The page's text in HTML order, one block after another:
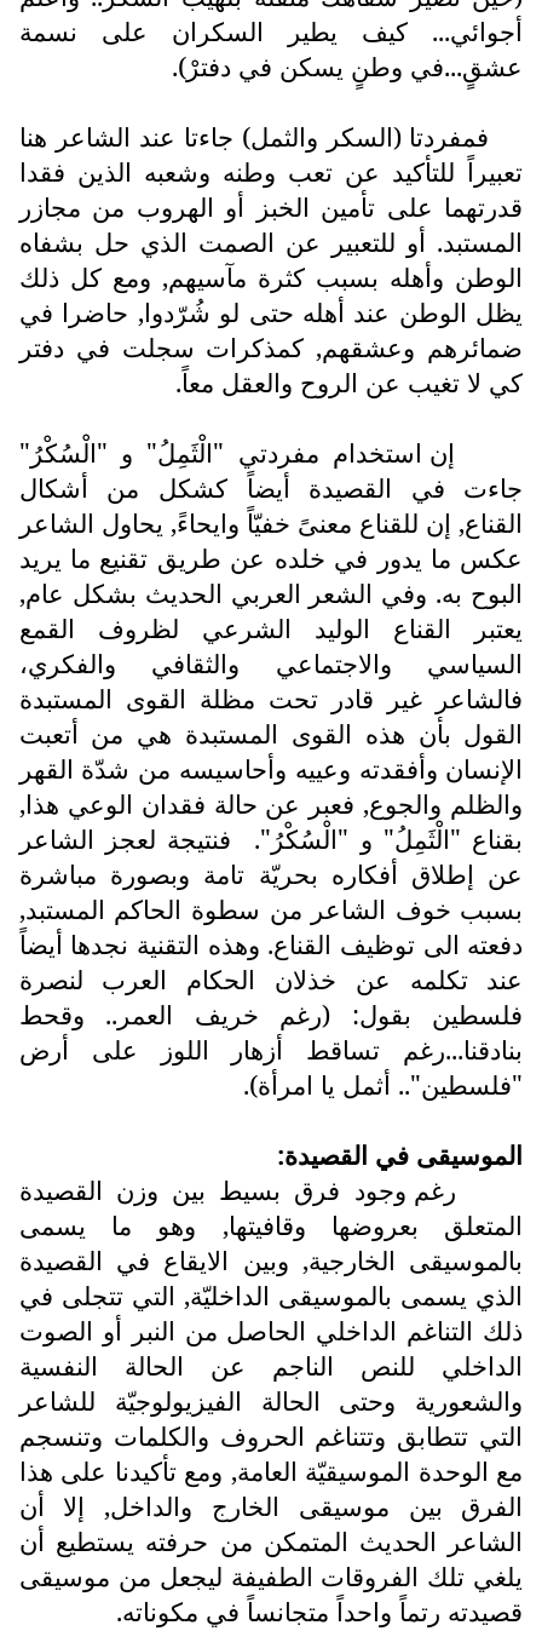
أجوائي... كيف يطير السكران على نسمة
عشقٍ...في وطنٍ يسكن في دفترْ).
فمفردتا (السكر والثمل) جاءتا عند الشاعر هنا
تعبيراً للتأكيد عن تعب وطنه وشعبه الذين فقدا
قدرتهما على تأمين الخبز أو الهروب من مجازر
المستبد. أو للتعبير عن الصمت الذي حل بشفاه
الوطن وأهله بسبب كثرة مآسيهم, ومع كل ذلك
يظل الوطن عند أهله حتى لو شُرّدوا, حاضرا في
ضمائرهم وعشقهم, كمذكرات سجلت في دفتر
كي لا تغيب عن الروح والعقل معاً.
إن استخدام مفردتي "الْثَمِلُ" و "الْسُكْرُ"
جاءت في القصيدة أيضاً كشكل من أشكال
القناع, إن للقناع معنىً خفيّاً وايحاءً, يحاول الشاعر
عكس ما يدور في خلده عن طريق تقنيع ما يريد
البوح به. وفي الشعر العربي الحديث بشكل عام,
يعتبر القناع الوليد الشرعي لظروف القمع
السياسي والاجتماعي والثقافي والفكري،
فالشاعر غير قادر تحت مظلة القوى المستبدة
القول بأن هذه القوى المستبدة هي من أتعبت
الإنسان وأفقدته وعييه وأحاسيسه من شدّة القهر
والظلم والجوع, فعبر عن حالة فقدان الوعي هذا,
بقناع "الْثَمِلُ" و "الْسُكْرُ".
فنتيجة لعجز الشاعر
عن إطلاق أفكاره بحريّة تامة وبصورة مباشرة
بسبب خوف الشاعر من سطوة الحاكم المستبد,
دفعته الى توظيف القناع. وهذه التقنية نجدها أيضاً
عند تكلمه عن خذلان الحكام العرب لنصرة
فلسطين بقول: (رغم خريف العمر.. وقحط
بنادقنا...رغم تساقط أزهار اللوز على أرض
"فلسطين".. أثمل يا امرأة).
الموسيقى في القصيدة:
رغم وجود فرق بسيط بين وزن القصيدة
المتعلق بعروضها وقافيتها, وهو ما يسمى
بالموسيقى الخارجية, وبين الايقاع في القصيدة
الذي يسمى بالموسيقى الداخليّة, التي تتجلى في
ذلك التناغم الداخلي الحاصل من النبر أو الصوت
الداخلي للنص الناجم عن الحالة النفسية
والشعورية وحتى الحالة الفيزيولوجيّة للشاعر
التي تتطابق وتتناغم الحروف والكلمات وتنسجم
مع الوحدة الموسيقيّة العامة, ومع تأكيدنا على هذا
الفرق بين موسيقى الخارج والداخل, إلا أن
الشاعر الحديث المتمكن من حرفته يستطيع أن
يلغي تلك الفروقات الطفيفة ليجعل من موسيقى
قصيدته رتماً واحداً متجانساً في مكوناته.